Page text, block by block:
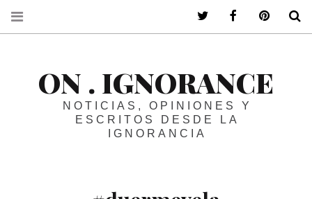
ON . IGNORANCE
NOTICIAS, OPINIONES Y
ESCRITOS DESDE LA
IGNORANCIA
ir a mi twitterir a mi facebook
ir a mi